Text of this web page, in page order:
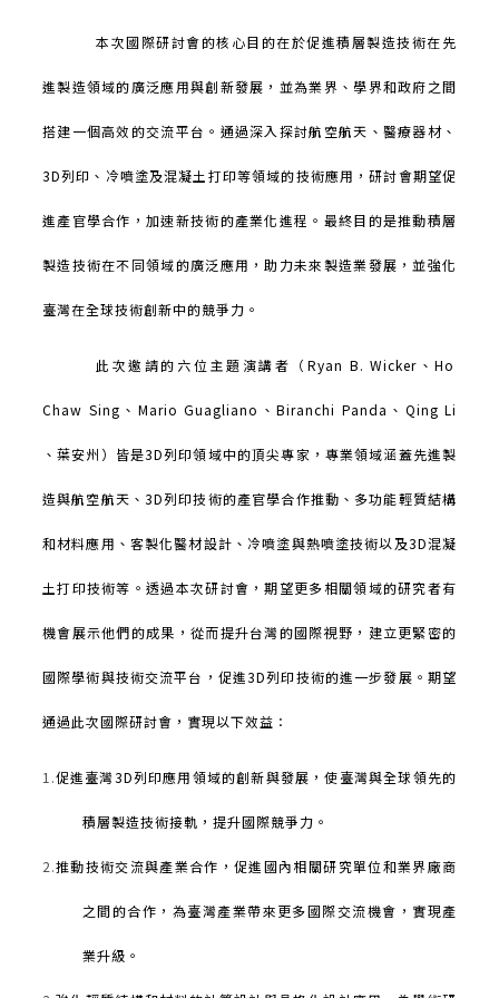
本次國際研討會的核心目的在於促進積層製造技術在先
進製造領域的廣泛應用與創新發展，並為業界、學界和政府之間
搭建一個高效的交流平台。通過深入探討航空航天、醫療器材、
3D列印、冷噴塗及混凝土打印等領域的技術應用，研討會期望促
進產官學合作，加速新技術的產業化進程。最終目的是推動積層
製造技術在不同領域的廣泛應用，助力未來製造業發展，並強化
臺灣在全球技術創新中的競爭力。
此次邀請的六位主題演講者（ Ryan B. Wicker 、Ho
Chaw Sing 、 Mario Guagliano 、 Biranchi Panda 、 Qing Li
、葉安州）皆是3D列印領域中的頂尖專家，專業領域涵蓋先進製
造與航空航天、3D列印技術的產官學合作推動、多功能輕質結構
和材料應用、客製化醫材設計、冷噴塗與熱噴塗技術以及3D混凝
土打印技術等。透過本次研討會，期望更多相關領域的研究者有
機會展示他們的成果，從而提升台灣的國際視野，建立更緊密的
國際學術與技術交流平台，促進3D列印技術的進一步發展。期望
通過此次國際研討會，實現以下效益：
1.促進臺灣3D列印應用領域的創新與發展，使臺灣與全球領先的
積層製造技術接軌，提升國際競爭力。
2.推動技術交流與產業合作，促進國內相關研究單位和業界廠商
之間的合作，為臺灣產業帶來更多國際交流機會，實現產
業升級。